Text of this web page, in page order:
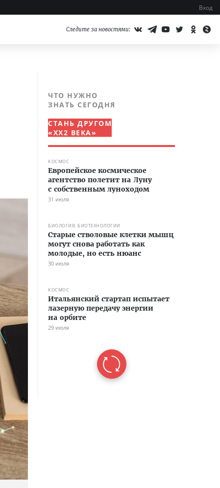
Вход
Следите за новостями:
ЧТО НУЖНО
ЗНАТЬ СЕГОДНЯ
СТАНЬ ДРУГОМ
«XX2 ВЕКА»
КОСМОС
Европейское космическое
агентство полетит на Луну
с собственным луноходом
31 июля
БИОЛОГИЯ, БИОТЕХНОЛОГИИ
Старые стволовые клетки мышц
могут снова работать как
молодые, но есть нюанс
30 июля
КОСМОС
Итальянский стартап испытает
лазерную передачу энергии
на орбите
29 июля